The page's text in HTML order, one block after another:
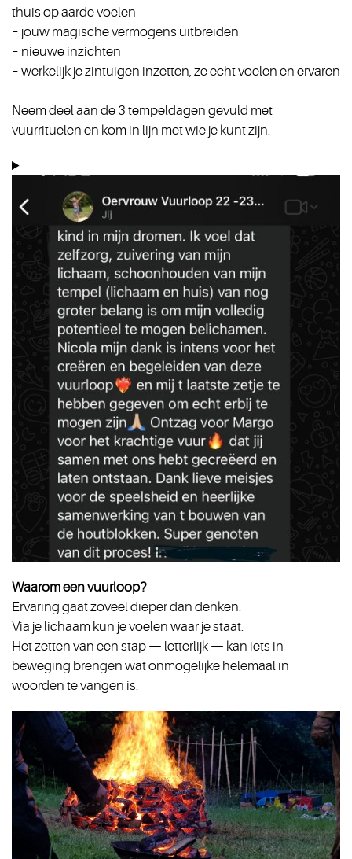
thuis op aarde voelen
– jouw magische vermogens uitbreiden
– nieuwe inzichten
– werkelijk je zintuigen inzetten, ze echt voelen en ervaren
Neem deel aan de 3 tempeldagen gevuld met
vuurrituelen en kom in lijn met wie je kunt zijn.
Waarom een vuurloop?
Ervaring gaat zoveel dieper dan denken.
Via je lichaam kun je voelen waar je staat.
Het zetten van een stap — letterlijk — kan iets in
beweging brengen wat onmogelijke helemaal in
woorden te vangen is.